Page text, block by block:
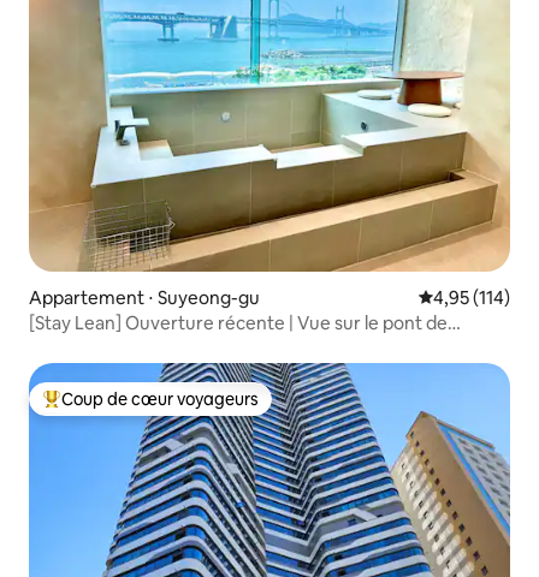
Appartement ⋅ Suyeong-gu Évaluation
4,95 (114)
[Stay Lean] Ouverture récente | Vue sur le pont de
2 chambres + 2 salles de bain | 3 lits | Vidéosurveillance
Coups de cœur voyageurs les plus appréciés
Coup de cœur voyageurs